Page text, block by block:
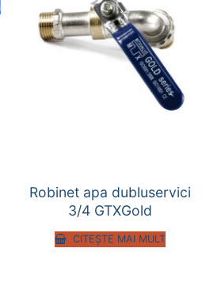
Robinet apa dubluservici
3/4 GTXGold
CITEȘTE MAI MULT